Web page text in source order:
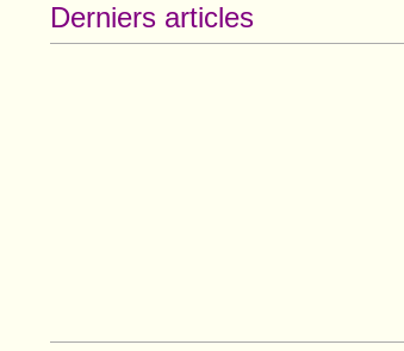
Derniers articles